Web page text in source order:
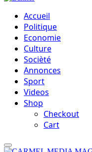
Accueil
Politique
Economie
Culture
Socièté
Annonces
Sport
Videos
Shop
Checkout
Cart